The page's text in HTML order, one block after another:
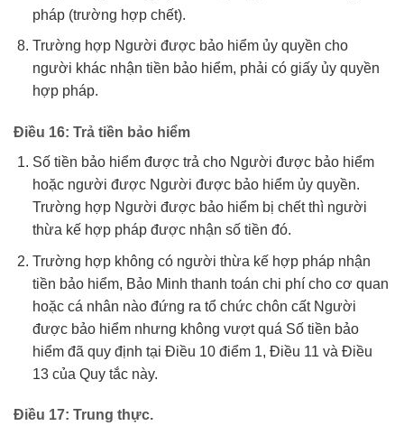
pháp (trường hợp chết).
Trường hợp Người được bảo hiểm ủy quyền cho
người khác nhận tiền bảo hiểm, phải có giấy ủy quyền
hợp pháp.
Điều 16: Trả tiền bảo hiểm
Số tiền bảo hiểm được trả cho Người được bảo hiểm
hoặc người được Người được bảo hiểm ủy quyền.
Trường hợp Người được bảo hiểm bị chết thì người
thừa kế hợp pháp được nhận số tiền đó.
Trường hợp không có người thừa kế hợp pháp nhận
tiền bảo hiểm, Bảo Minh thanh toán chi phí cho cơ quan
hoặc cá nhân nào đứng ra tổ chức chôn cất Người
được bảo hiểm nhưng không vượt quá Số tiền bảo
hiểm đã quy định tại Điều 10 điểm 1, Điều 11 và Điều
13 của Quy tắc này.
Điều 17: Trung thực.